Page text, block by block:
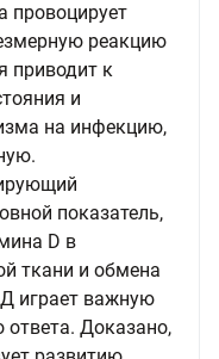
провоцирует
реакцию
приводит к
и
на инфекцию,
показатель,
D в
ткани и обмена
играет важную
ответа. Доказано,